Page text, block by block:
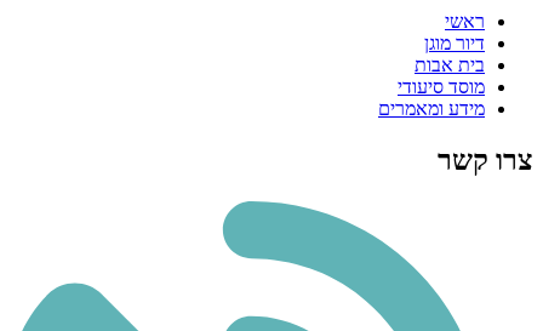
ראשי
דיור מוגן
בית אבות
מוסד סיעודי
מידע ומאמרים
צרו קשר